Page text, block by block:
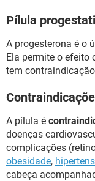
Pílula
A progesterona é o
Ela permite o efeito
tem
A pílula é
doenças
complicações
obesidade,
cabeça